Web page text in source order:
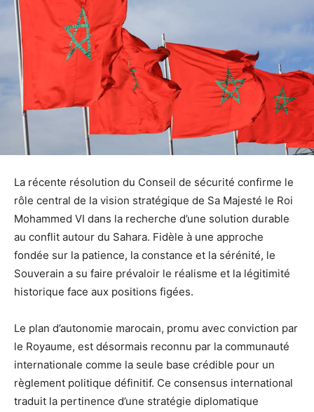
La récente résolution du Conseil de sécurité confirme le
rôle central de la vision stratégique de Sa Majesté le Roi
Mohammed VI dans la recherche d’une solution durable
au conflit autour du Sahara. Fidèle à une approche
fondée sur la patience, la constance et la sérénité, le
Souverain a su faire prévaloir le réalisme et la légitimité
historique face aux positions figées.
Le plan d’autonomie marocain, promu avec conviction par
le Royaume, est désormais reconnu par la communauté
internationale comme la seule base crédible pour un
règlement politique définitif. Ce consensus international
traduit la pertinence d’une stratégie diplomatique